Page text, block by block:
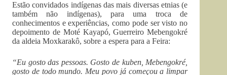
Estão convidados indígenas das mais diversas etnias (e
também não indígenas), para uma troca de
conhecimentos e experiências, como pode ser visto no
depoimento de Moté Kayapó, Guerreiro Mebengokré
da aldeia Moxkarakô, sobre a espera para a Feira:
“Eu gosto das pessoas. Gosto de kuben, Mebengokré,
gosto de todo mundo. Meu povo já começou a limpar